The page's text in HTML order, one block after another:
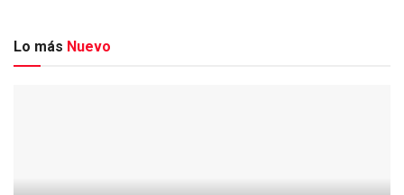
Lo más Nuevo